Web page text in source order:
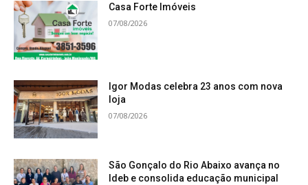
Casa Forte Imóveis
07/08/2026
Igor Modas celebra 23 anos com nova
loja
07/08/2026
São Gonçalo do Rio Abaixo avança no
Ideb e consolida educação municipal